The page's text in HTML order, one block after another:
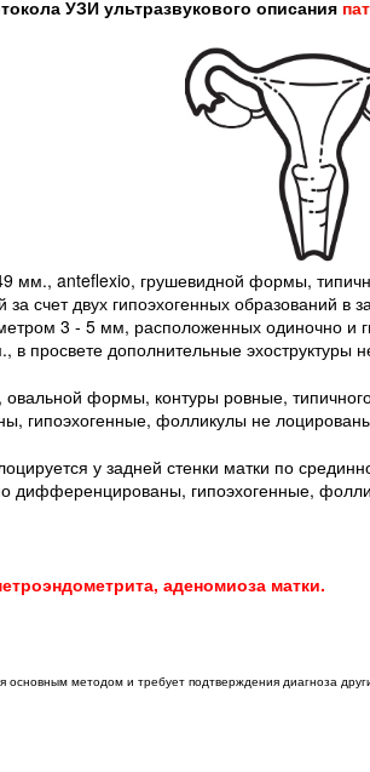
УЗИ ультразвукового описания
мм., anteflexio, грушевидной формы,
счет двух гипоэхогенных образований
3 - 5 мм, расположенных одиночно и
просвете дополнительные эхоструктуры
формы, контуры ровные,
гипоэхогенные, фолликулы не
у задней стенки матки по
дифференцированы, гипоэхогенные,
аденомиоза матки.
основным методом и требует подтверждения диагноза